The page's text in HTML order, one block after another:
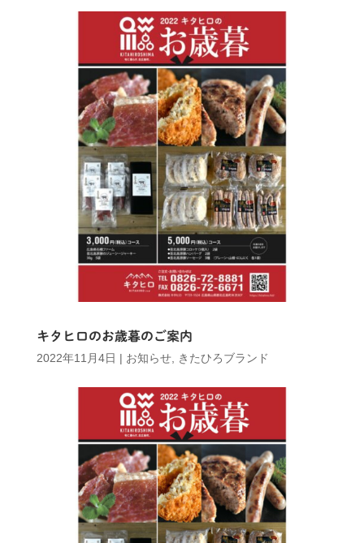
キタヒロのお歳暮のご案内
2022年11月4日 | お知らせ, きたひろブランド